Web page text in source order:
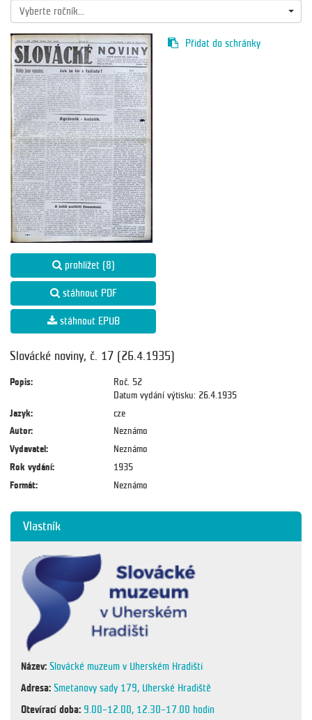
Vyberte ročník...
prohlížet (8)
stáhnout PDF
stáhnout EPUB
Přidat do schránky
Slovácké noviny, č. 17 (26.4.1935)
Popis:
Roč. 52
Datum vydání výtisku: 26.4.1935
Jazyk:
cze
Autor:
Neznámo
Vydavatel:
Neznámo
Rok vydání:
1935
Formát:
Neznámo
Vlastník
Název: Slovácké muzeum v Uherském Hradišti
Adresa: Smetanovy sady 179, Uherské Hradiště
Otevírací doba: 9.00–12.00, 12.30–17.00 hodin